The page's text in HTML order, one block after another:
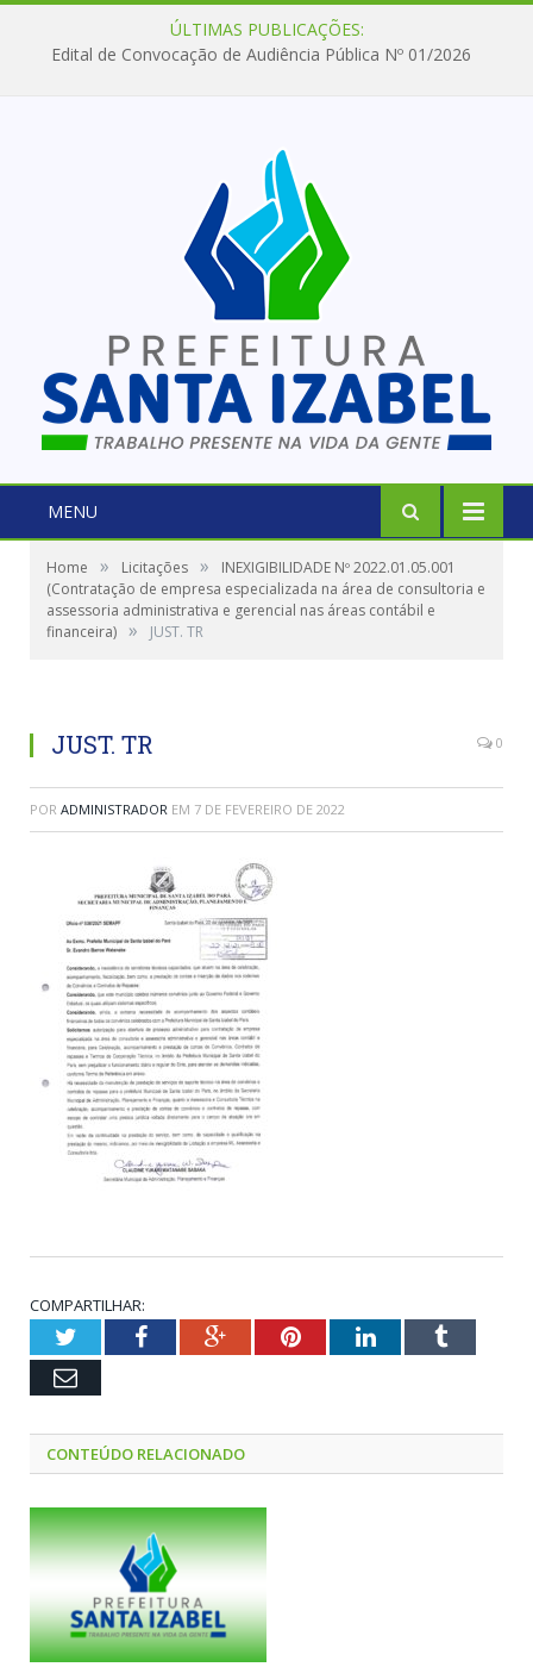
ÚLTIMAS PUBLICAÇÕES:
Edital de Convocação de Audiência Pública Nº 01/2026
MENU
Home » Licitações »
INEXIGIBILIDADE Nº 2022.01.05.001
(Contratação de empresa especializada na área de consultoria e
assessoria administrativa e gerencial nas áreas contábil e
financeira) » JUST. TR
JUST. TR 0
POR ADMINISTRADOR EM 7 DE FEVEREIRO DE 2022
COMPARTILHAR:
TwitterFacebookGoogle+PinterestLinkedInTumblr
Email
CONTEÚDO RELACIONADO